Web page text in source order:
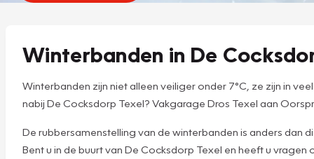
Winterbanden in De
Winterbanden zijn niet alleen veiliger onder 7°C, ze zijn in
nabij De Cocksdorp Texel? Vakgarage Dros Texel aan
De rubbersamenstelling van de winterbanden is anders dan
Bent u in de buurt van De Cocksdorp Texel en heeft u